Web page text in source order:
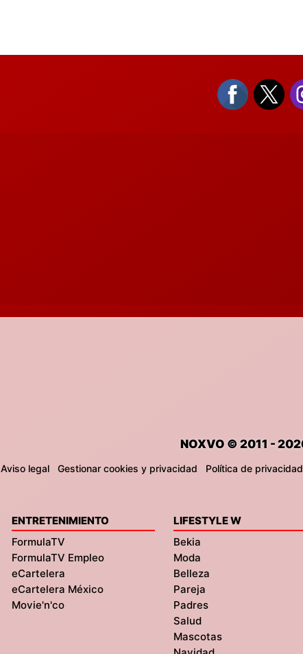
NOXVO © 2011 -
Aviso legal Gestionar cookies y privacidad Política de privacidad
ENTRETENIMIENTO
FormulaTV
FormulaTV Empleo
eCartelera
eCartelera México
Movie'n'co
LIFESTYLE W
Bekia
Moda
Belleza
Pareja
Padres
Salud
Mascotas